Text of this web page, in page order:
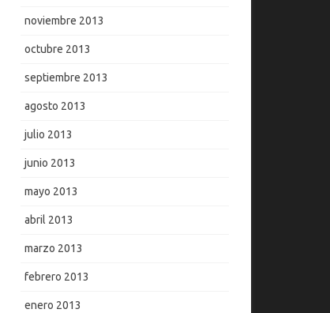
noviembre 2013
octubre 2013
septiembre 2013
agosto 2013
julio 2013
junio 2013
mayo 2013
abril 2013
marzo 2013
febrero 2013
enero 2013